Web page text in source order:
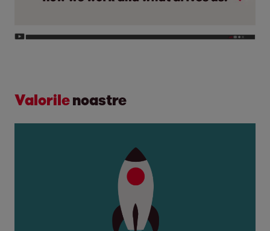
organizarea si inovatia sunt
in ceea ce face.
Descrierea jobului
O zi in EOS arata astfel:
Valorilenoastre